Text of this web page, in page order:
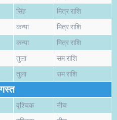
सिंह मित्र राशि
कन्या मित्र राशि
कन्या मित्र राशि
तुला सम राशि
तुला सम राशि
वृश्चिक नीच